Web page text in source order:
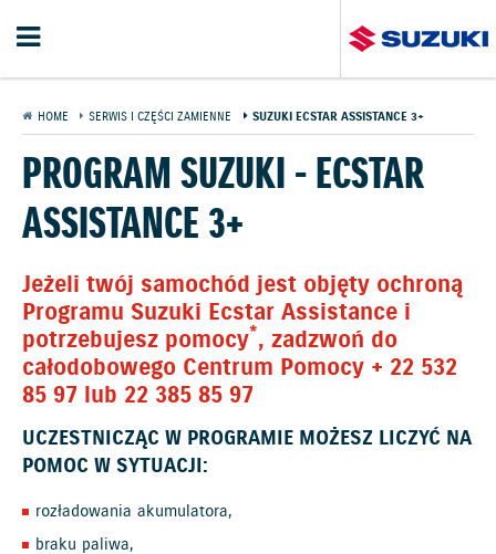
HOME SERWIS I CZĘŚCI ZAMIENNE SUZUKI ECSTAR ASSISTANCE 3+
PROGRAM SUZUKI - ECSTAR
ASSISTANCE 3+
Jeżeli twój samochód jest objęty ochroną
Programu Suzuki Ecstar Assistance i
potrzebujesz pomocy*,zadzwoń do
całodobowego Centrum Pomocy + 22 532
85 97 lub 22 385 85 97
UCZESTNICZĄC W PROGRAMIE MOŻESZ LICZYĆ NA
POMOC W SYTUACJI:
rozładowania akumulatora,
braku paliwa,